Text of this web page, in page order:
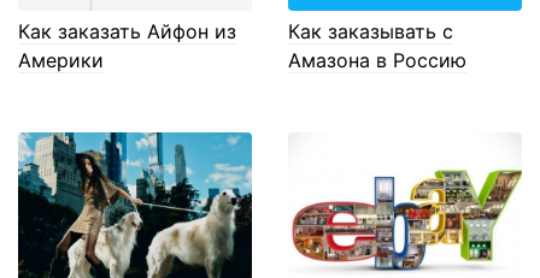
Как заказать Айфон из
Америки
Как заказывать с
Амазона в Россию